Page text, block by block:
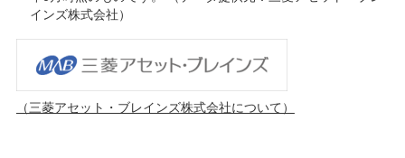
インズ株式会社）
（三菱アセット・ブレインズ株式会社について）